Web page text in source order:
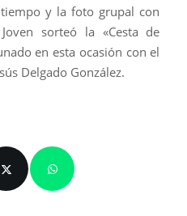
y la foto grupal con
sorteó la «Cesta de
en esta ocasión con el
Delgado González.